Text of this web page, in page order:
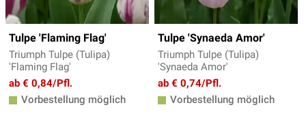
Tulpe 'Flaming Flag'
Triumph Tulpe (Tulipa)
'Flaming Flag'
ab € 0,84/Pfl.
Vorbestellung möglich
Tulpe 'Synaeda Amor'
Triumph Tulpe (Tulipa)
'Synaeda Amor'
ab € 0,74/Pfl.
Vorbestellung möglich